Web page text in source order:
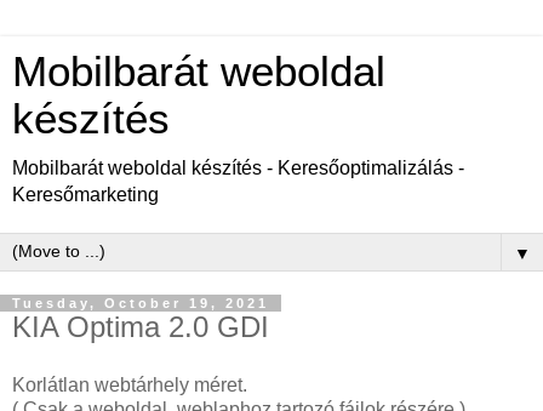
Mobilbarát weboldal
készítés
Mobilbarát weboldal készítés - Keresőoptimalizálás -
Keresőmarketing
▼
Tuesday, October 19, 2021
KIA Optima 2.0 GDI
Korlátlan webtárhely méret.